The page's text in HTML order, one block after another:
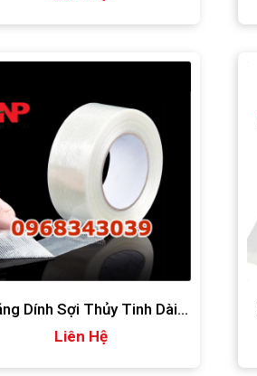
Dính Sợi Thủy Tinh Dài
45m
Liên Hệ